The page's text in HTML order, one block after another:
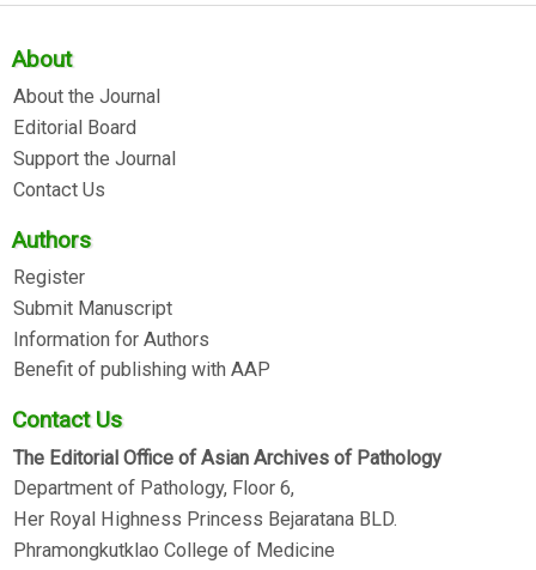
About
About the Journal
Editorial Board
Support the Journal
Contact Us
Authors
Register
Submit Manuscript
Information for Authors
Benefit of publishing with AAP
Contact Us
The Editorial Office of Asian Archives of Pathology
Department of Pathology, Floor 6,
Her Royal Highness Princess Bejaratana BLD.
Phramongkutklao College of Medicine